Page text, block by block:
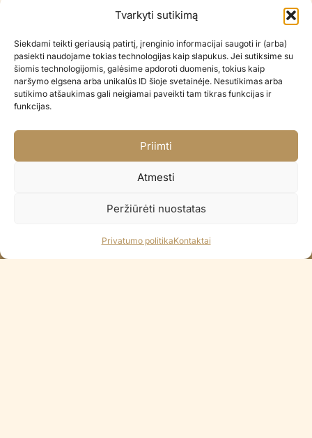
Tvarkyti sutikimą
Siekdami teikti geriausią patirtį, įrenginio informacijai saugoti ir (arba)
pasiekti naudojame tokias technologijas kaip slapukus. Jei sutiksime su
šiomis technologijomis, galėsime apdoroti duomenis, tokius kaip
naršymo elgsena arba unikalūs ID šioje svetainėje. Nesutikimas arba
sutikimo atšaukimas gali neigiamai paveikti tam tikras funkcijas ir
funkcijas.
Priimti
Atmesti
Peržiūrėti nuostatas
Privatumo politikaKontaktai
Popieriniai puodeliai DRAGON
MONSTER
€3.90
Į KREPŠELĮ
Popierinės lėkštutės DRAGON
MONSTER
€3.90
Į KREPŠELĮ
Greitas pristatymas visoje Lietuvoje
Paprastas pinigų grąžinimas
14 dienų pinigų grąžinimo garantija
100% Saugus atsiskaitymas